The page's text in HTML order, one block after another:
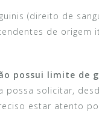
(direito de
de origem
possui limite de
possa solicitar,
estar atento